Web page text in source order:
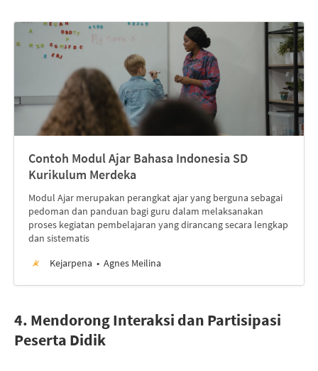
Contoh Modul Ajar Bahasa Indonesia SD
Kurikulum Merdeka
Modul Ajar merupakan perangkat ajar yang berguna sebagai
pedoman dan panduan bagi guru dalam melaksanakan
proses kegiatan pembelajaran yang dirancang secara lengkap
dan sistematis
Kejarpena
Agnes Meilina
4. Mendorong Interaksi dan Partisipasi
Peserta Didik